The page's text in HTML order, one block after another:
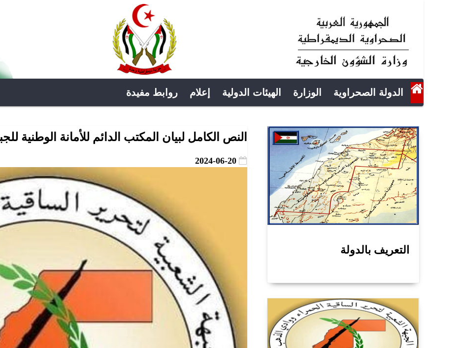
الدولة الصحراوية الوزارة الهيئات الدولية إعلام روابط مفيدة
النص الكامل لبيان المكتب الدائم للأمانة الوطنية
2024-06-20
التعريف بالدولة